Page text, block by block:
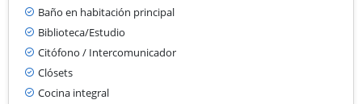
Baño en habitación principal
Biblioteca/Estudio
Citófono / Intercomunicador
Clósets
Cocina integral